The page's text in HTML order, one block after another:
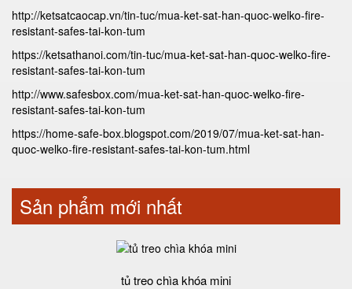
http://ketsatcaocap.vn/tin-tuc/mua-ket-sat-han-quoc-welko-fire-
resistant-safes-tai-kon-tum
https://ketsathanoi.com/tin-tuc/mua-ket-sat-han-quoc-welko-fire-
resistant-safes-tai-kon-tum
http://www.safesbox.com/mua-ket-sat-han-quoc-welko-fire-
resistant-safes-tai-kon-tum
https://home-safe-box.blogspot.com/2019/07/mua-ket-sat-han-
quoc-welko-fire-resistant-safes-tai-kon-tum.html
Sản phẩm mới nhất
tủ treo chìa khóa mini